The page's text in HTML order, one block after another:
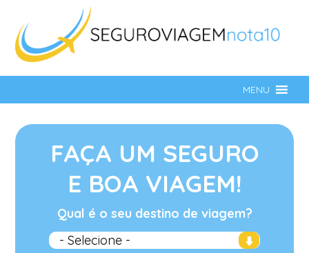
MENU
FAÇA UM SEGURO
E BOA VIAGEM!
Qual é o seu destino de viagem?